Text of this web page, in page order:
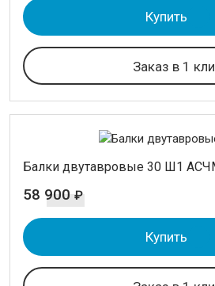
Купить
Заказ в 1
Балки двутавровые 30 Ш1
58 900 ₽
Купить